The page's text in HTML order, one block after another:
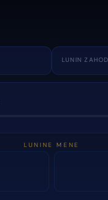
LUNIN ZAHOD
LUNINE MENE